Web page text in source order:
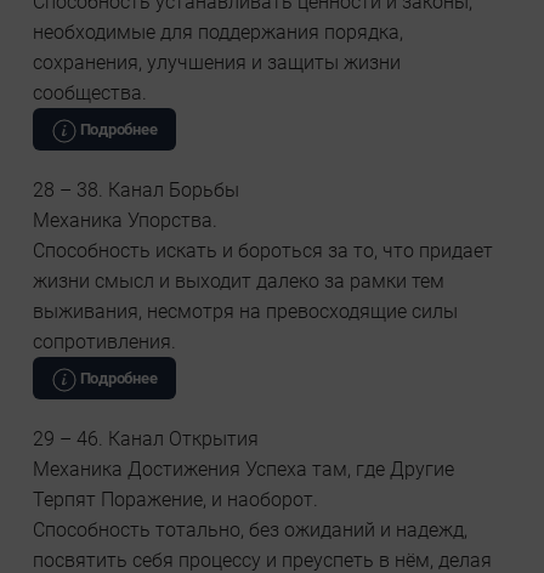
необходимые для поддержания порядка,
сохранения, улучшения и защиты жизни
сообщества.
Подробнее
28 – 38. Канал Борьбы
Механика Упорства.
Способность искать и бороться за то, что придает
жизни смысл и выходит далеко за рамки тем
выживания, несмотря на превосходящие силы
сопротивления.
Подробнее
29 – 46. Канал Открытия
Механика Достижения Успеха там, где Другие
Терпят Поражение, и наоборот.
Способность тотально, без ожиданий и надежд,
посвятить себя процессу и преуспеть в нём, делая